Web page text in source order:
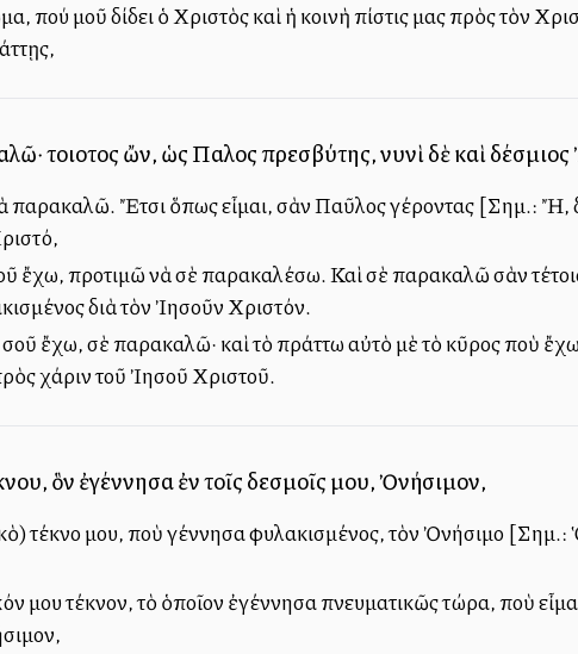
πού μοῦ δίδει ὁ Χριστὸς καὶ ἡ κοινὴ πίστις μας πρὸς τὸν
τοιοῦτος ὤν, ὡς Παῦλος πρεσβύτης, νυνὶ δὲ καὶ δέσμιος
παρακαλῶ. Ἔτσι ὅπως εἶμαι, σὰν Παῦλος γέροντας [Σημ.: Ἤ,
ἔχω, προτιμῶ νὰ σὲ παρακαλέσω. Καὶ σὲ παρακαλῶ σὰν
διὰ τὸν Ἰησοῦν Χριστόν.
σοῦ ἔχω, σὲ παρακαλῶ· καὶ τὸ πράττω αὐτὸ μὲ τὸ κῦρος ποὺ
χάριν τοῦ Ἰησοῦ Χριστοῦ.
ὃν ἐγέννησα ἐν τοῖς δεσμοῖς μου, Ὀνήσιμον,
τέκνο μου, ποὺ γέννησα φυλακισμένος, τὸν Ὀνήσιμο [Σημ.:
μου τέκνον, τὸ ὁποῖον ἐγέννησα πνευματικῶς τώρα, ποὺ